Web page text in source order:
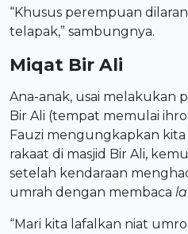
“Khusus perempuan
telapak,” sambungnya.
Miqat Bir Ali
Ana-anak, usai melakukan
Bir Ali (tempat memulai
Fauzi mengungkapkan kita
rakaat di masjid Bir Ali,
setelah kendaraan
umrah dengan membaca
“Mari kita lafalkan niat